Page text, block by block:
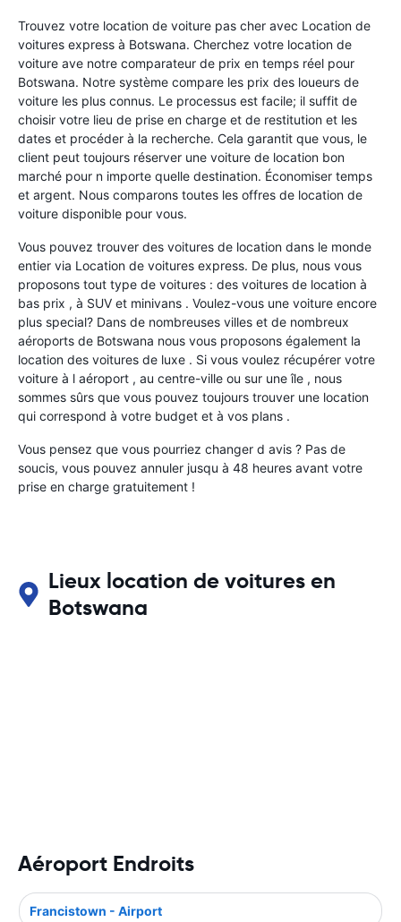
Trouvez votre location de voiture pas cher avec Location de
voitures express à Botswana. Cherchez votre location de
voiture ave notre comparateur de prix en temps réel pour
Botswana. Notre système compare les prix des loueurs de
voiture les plus connus. Le processus est facile; il suffit de
choisir votre lieu de prise en charge et de restitution et les
dates et procéder à la recherche. Cela garantit que vous, le
client peut toujours réserver une voiture de location bon
marché pour n importe quelle destination. Économiser temps
et argent. Nous comparons toutes les offres de location de
voiture disponible pour vous.
Vous pouvez trouver des voitures de location dans le monde
entier via Location de voitures express. De plus, nous vous
proposons tout type de voitures : des voitures de location à
bas prix , à SUV et minivans . Voulez-vous une voiture encore
plus special? Dans de nombreuses villes et de nombreux
aéroports de Botswana nous vous proposons également la
location des voitures de luxe . Si vous voulez récupérer votre
voiture à l aéroport , au centre-ville ou sur une île , nous
sommes sûrs que vous pouvez toujours trouver une location
qui correspond à votre budget et à vos plans .
Vous pensez que vous pourriez changer d avis ? Pas de
soucis, vous pouvez annuler jusqu à 48 heures avant votre
prise en charge gratuitement !
Lieux location de voitures en
Botswana
Aéroport Endroits
Francistown - Airport